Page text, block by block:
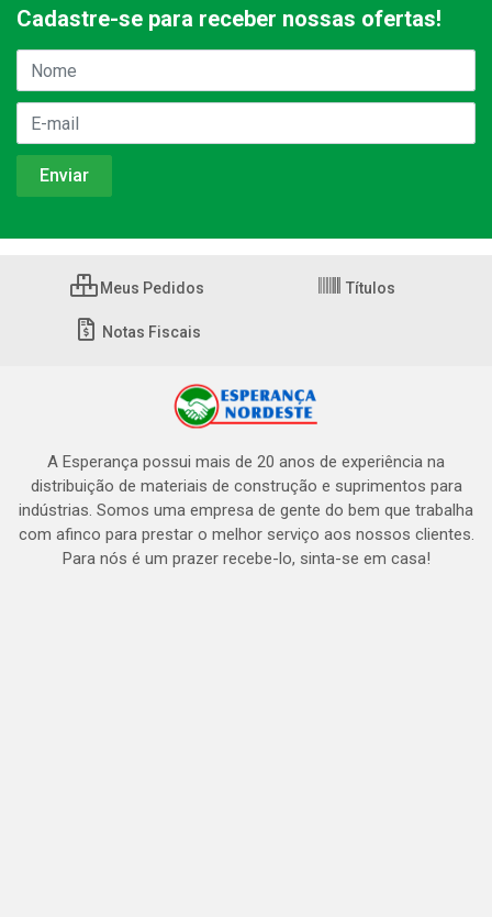
Cadastre-se para receber nossas ofertas!
Meus Pedidos Títulos
Notas Fiscais
A Esperança possui mais de 20 anos de experiência na
distribuição de materiais de construção e suprimentos para
indústrias. Somos uma empresa de gente do bem que trabalha
com afinco para prestar o melhor serviço aos nossos clientes.
Para nós é um prazer recebe-lo, sinta-se em casa!